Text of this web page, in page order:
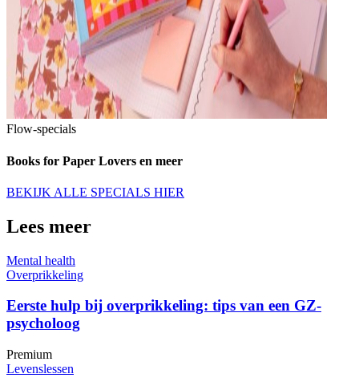
Flow-specials
Books for Paper Lovers en meer
BEKIJK ALLE SPECIALS HIER
Lees meer
Mental health
Overprikkeling
Eerste hulp bij overprikkeling: tips van een GZ-
psycholoog
Premium
Levenslessen